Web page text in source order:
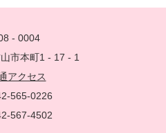
- 0004
市本町1 - 17 - 1
アクセス
565-0226
567-4502